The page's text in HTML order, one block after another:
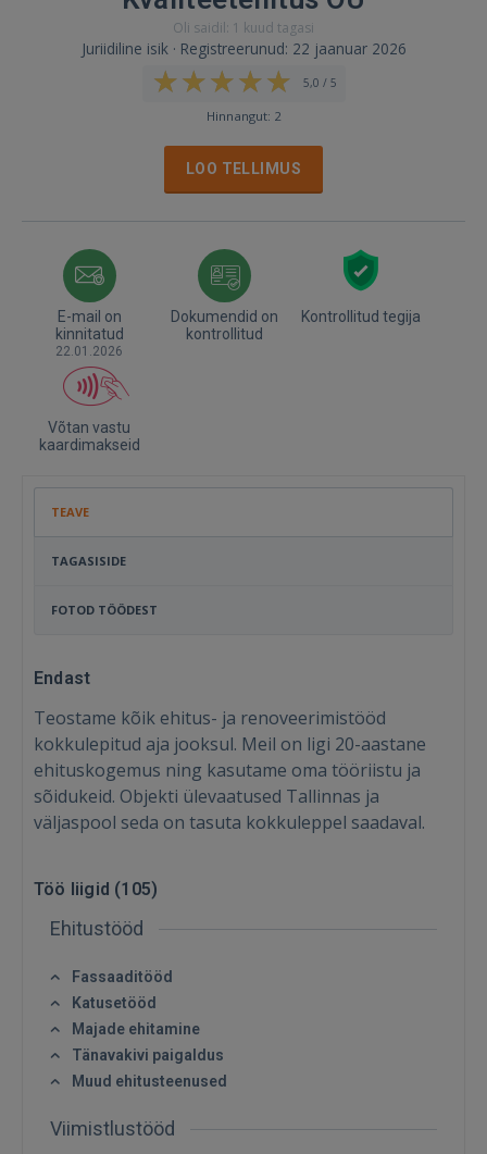
Sisene
Oli saidil: 1 kuud tagasi
Juriidiline isik · Registreerunud: 22 jaanuar 2026
5,0 / 5
Hinnangut: 2
LOO TELLIMUS
E-mail on
kinnitatud
22.01.2026
Dokumendid on
kontrollitud
Kontrollitud tegija
Võtan vastu
kaardimakseid
TEAVE
TAGASISIDE
FOTOD TÖÖDEST
Endast
Teostame kõik ehitus- ja renoveerimistööd
kokkulepitud aja jooksul. Meil ​​on ligi 20-aastane
ehituskogemus ning kasutame oma tööriistu ja
sõidukeid. Objekti ülevaatused Tallinnas ja
väljaspool seda on tasuta kokkuleppel saadaval.
Töö liigid (105)
Ehitustööd
Fassaaditööd
Katusetööd
Majade ehitamine
Tänavakivi paigaldus
Muud ehitusteenused
Viimistlustööd